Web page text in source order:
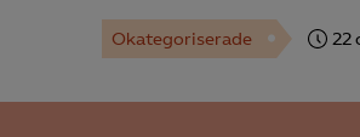
Okategoriserade 22